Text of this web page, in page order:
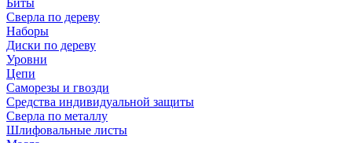
Биты
Сверла по дереву
Наборы
Диски по дереву
Уровни
Цепи
Саморезы и гвозди
Средства индивидуальной защиты
Сверла по металлу
Шлифовальные листы